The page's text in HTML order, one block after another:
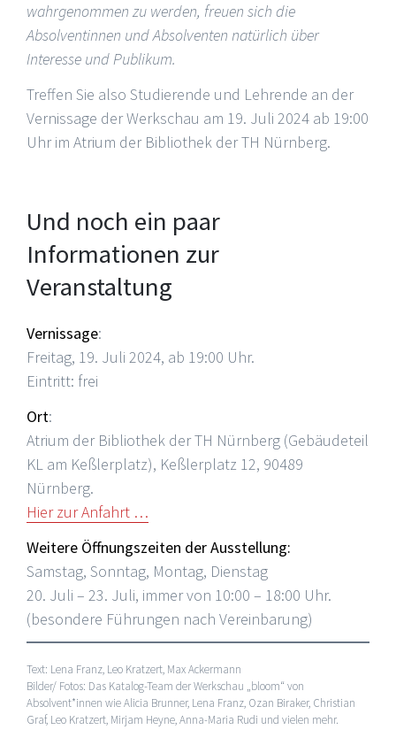
wahrgenommen zu werden, freuen sich die
Absolventinnen und Absolventen natürlich über
Interesse und Publikum.
Treffen Sie also Studierende und Lehrende an der
Vernissage der Werkschau am 19. Juli 2024 ab 19:00
Uhr im Atrium der Bibliothek der TH Nürnberg.
Und noch ein paar
Informationen zur
Veranstaltung
Vernissage:
Freitag, 19. Juli 2024, ab 19:00 Uhr.
Eintritt: frei
Ort:
Atrium der Bibliothek der TH Nürnberg (Gebäudeteil
KL am Keßlerplatz), Keßlerplatz 12, 90489
Nürnberg.
Hier zur Anfahrt …
Weitere Öffnungszeiten der Ausstellung:
Samstag, Sonntag, Montag, Dienstag
20. Juli – 23. Juli, immer von 10:00 – 18:00 Uhr.
(besondere Führungen nach Vereinbarung)
Text: Lena Franz, Leo Kratzert, Max Ackermann
Bilder/ Fotos: Das Katalog-Team der Werkschau „bloom“ von
Absolvent*innen wie Alicia Brunner, Lena Franz, Ozan Biraker, Christian
Graf, Leo Kratzert, Mirjam Heyne, Anna-Maria Rudi und vielen mehr.